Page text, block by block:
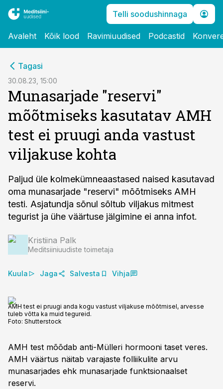
Telli soodushinnaga
Avaleht Kõik lood Ravimiuudised Podcastid
Tagasi
30.08.23, 15:00
Munasarjade "reservi"
mõõtmiseks kasutatav AMH
test ei pruugi anda vastust
viljakuse kohta
Paljud üle kolmekümneaastased naised kasutavad
oma munasarjade "reservi" mõõtmiseks AMH
testi. Asjatundja sõnul sõltub viljakus mitmest
tegurist ja ühe väärtuse jälgimine ei anna infot.
Kristiina Palk
Meditsiiniuudiste toimetaja
Kuula Jaga Salvesta Vihja
AMH test ei pruugi anda kogu vastust viljakuse mõõtmisel, arvesse
tuleb võtta ka muid tegureid.
Foto: Shutterstock
AMH test mõõdab anti-Mülleri hormooni taset veres.
AMH väärtus näitab varajaste folliikulite arvu
munasarjades ehk munasarjade funktsionaalset
reservi.